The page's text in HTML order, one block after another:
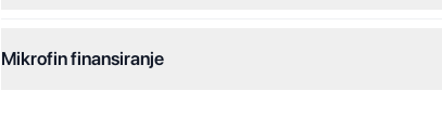
Online plaćanje na rate:
Mikrofin finansiranje